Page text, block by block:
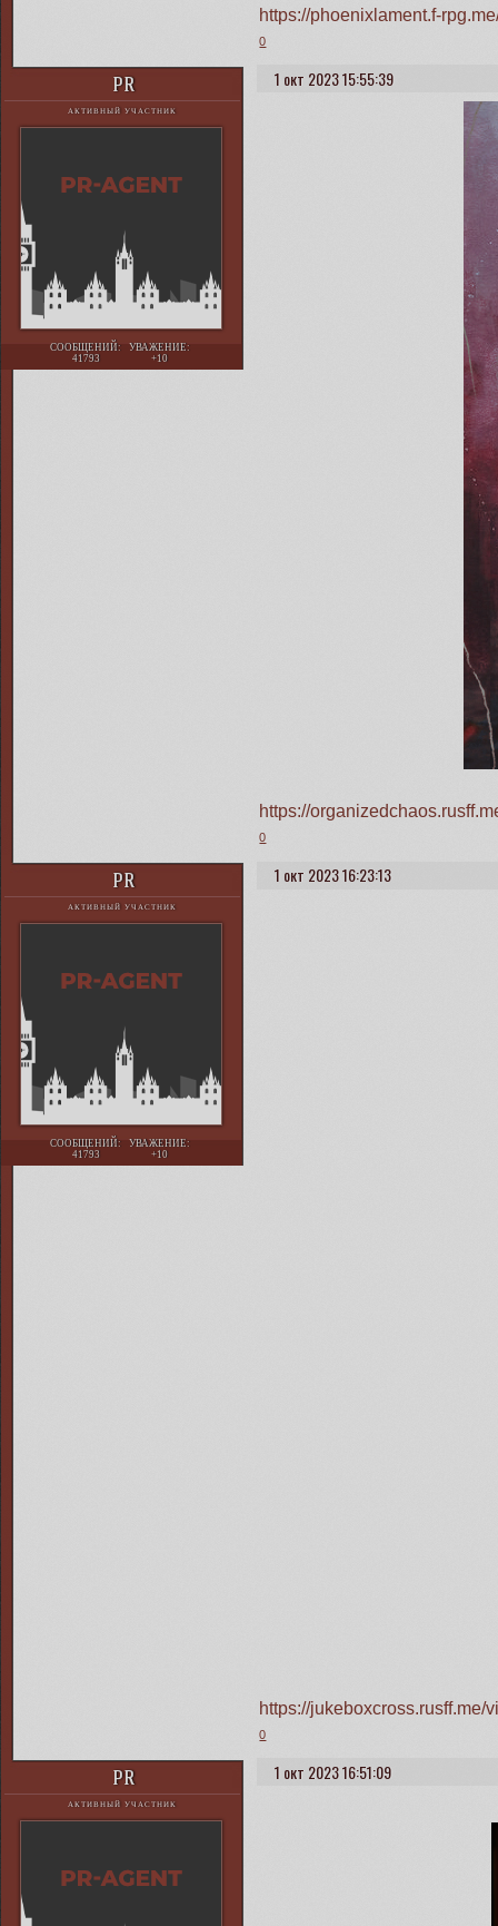
https://phoenixlament.f-
0
1 окт 2023 15:55:39
PR
АКТИВНЫЙ УЧАСТНИК
СООБЩЕНИЙ:
41793
УВАЖЕНИЕ:
+10
https://
0
1 окт 2023 16:23:13
PR
АКТИВНЫЙ УЧАСТНИК
СООБЩЕНИЙ:
41793
УВАЖЕНИЕ:
+10
https://
0
1 окт 2023 16:51:09
PR
АКТИВНЫЙ УЧАСТНИК